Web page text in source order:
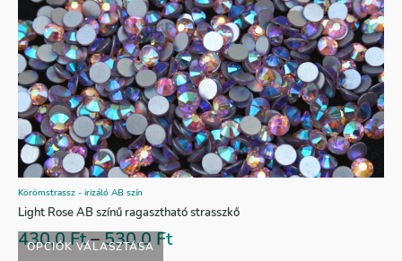
OPCIÓK VÁLASZTÁSA
Körömstrassz - irizáló AB szín
Light Rose AB színű ragasztható strasszkő
430,0Ft–530,0Ft